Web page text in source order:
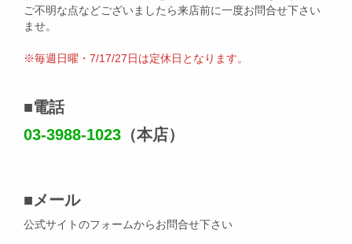
ご不明な点などございましたら来店前に一度お問合せ下さい
ませ。
※毎週日曜・7/17/27日は定休日となります。
■電話
03-3988-1023 （本店）
■メール
公式サイトのフォームからお問合せ下さい